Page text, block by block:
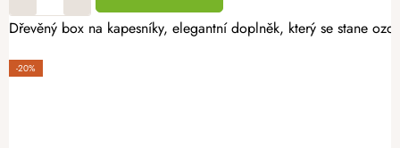
Dřevěný box na kapesníky, elegantní doplněk, který se stane
-20%